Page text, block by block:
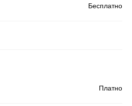
Бесплатно
Платно